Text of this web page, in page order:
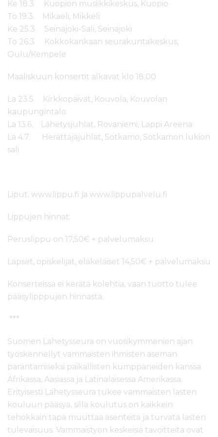
Ke 18.3 Kuopion musiikkikeskus, Kuopio
To 19.3. Mikaeli, Mikkeli
Ke 25.3. Seinäjoki-Sali, Seinäjoki
To 26.3 Kokkokankaan seurakuntakeskus,
Oulu/Kempele
Maaliskuun konsertit alkavat klo 18.00
La 23.5. Kirkkopäivät, Kouvola, Kouvolan
kaupungintalo
La 13.6. Lähetysjuhlat, Rovaniemi, Lappi Areena
La 4.7. Herättäjäjuhlat, Sotkamo, Sotkamon lukion
sali
Liput: www.lippu.fi ja www.lippupalvelu.fi
Lippujen hinnat:
Peruslippu on 17,50€ + palvelumaksu
Lapset, opiskelijat, eläkeläiset 14,50€ + palvelumaksu
Konserteissa ei kerätä kolehtia, vaan tuotto tulee
pääsylipppujen hinnasta.
***
Suomen Lähetysseura on vuosikymmenien ajan
työskennellyt vammaisten ihmisten aseman
parantamiseksi paikallisten kumppaneiden kanssa
Afrikassa, Aasiassa ja Latinalaisessa Amerikassa.
Erityisesti Lähetysseura tukee vammaisten lasten
kouluun pääsyä, sillä koulutus on kaikkein
tehokkain tapa muuttaa asenteita ja turvata lasten
tulevaisuus. Vammaistyön keskeisiä tavoitteita ovat